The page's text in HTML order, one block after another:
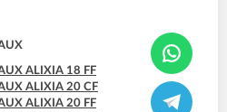
ALIXIA 18 FF
ALIXIA 20 CF
ALIXIA 20 FF